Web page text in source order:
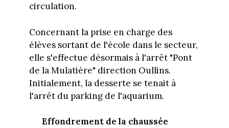
circulation.
Concernant la prise en charge des
élèves sortant de l'école dans le secteur,
elle s'effectue désormais à l'arrêt "Pont
de la Mulatière" direction Oullins.
Initialement, la desserte se tenait à
l'arrêt du parking de l'aquarium.
Effondrement de la chaussée